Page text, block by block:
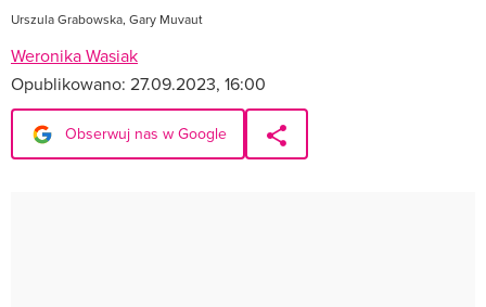
Urszula Grabowska, Gary Muvaut
Weronika Wasiak
Opublikowano: 27.09.2023, 16:00
Obserwuj nas w Google